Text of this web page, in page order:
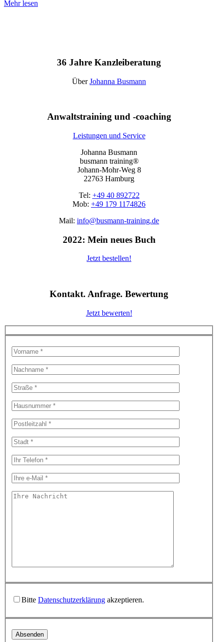
Mehr lesen
36 Jahre Kanzleiberatung
ÜberJohanna Busmann
Anwaltstraining und -coaching
Leistungen und Service
Johanna Busmann
busmann training®
Johann-Mohr-Weg 8
22763 Hamburg
Tel: +49 40 892722
Mob: +49 179 1174826
Mail: info@busmann-training.de
2022: Mein neues Buch
Jetzt bestellen!
Kontakt. Anfrage. Bewertung
Jetzt bewerten!
Bitte Datenschutzerklärung akzeptieren.